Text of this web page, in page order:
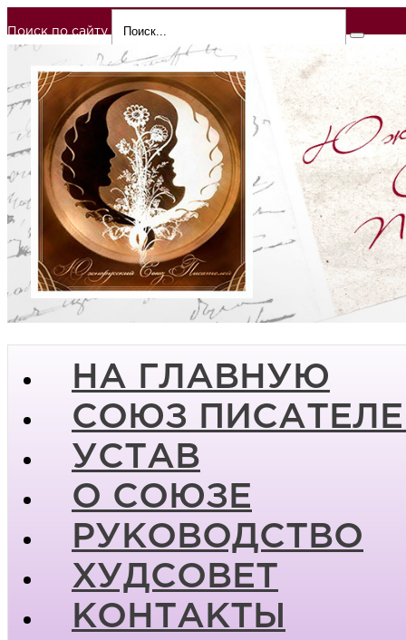
Поиск по сайту
НА ГЛАВНУЮ
СОЮЗ
УСТАВ
О СОЮЗЕ
РУКОВОДСТВО
ХУДСОВЕТ
КОНТАКТЫ